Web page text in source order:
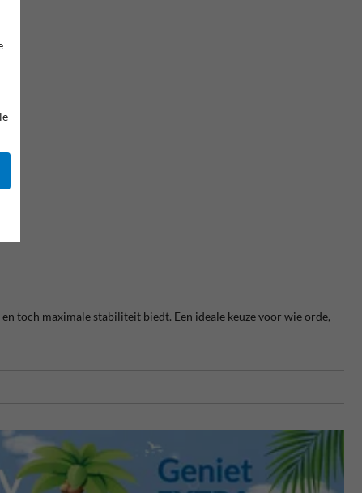
toch maximale stabiliteit biedt. Een ideale keuze voor wie orde,